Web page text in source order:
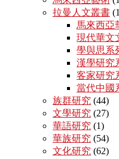
拉曼人文叢書
馬來西亞
現代華文
學與思系
漢學研究
客家研究
當代中國
族群研究 (44)
文學研究 (27)
華語研究 (1)
華族研究 (54)
文化研究 (62)